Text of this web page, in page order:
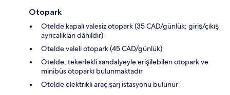
Otopark
Otelde kapalı valesiz otopark (35 CAD/günlük; giriş/çıkış
ayrıcalıkları dâhildir)
Otelde valeli otopark (45 CAD/günlük)
Otelde, tekerlekli sandalyeyle erişilebilen otopark ve
minibüs otoparkı bulunmaktadır
Otelde elektrikli araç şarj istasyonu bulunur